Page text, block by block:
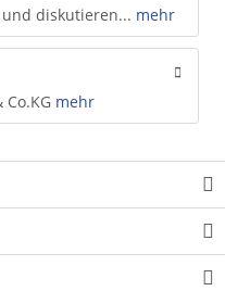
diskutieren... mehr
mehr